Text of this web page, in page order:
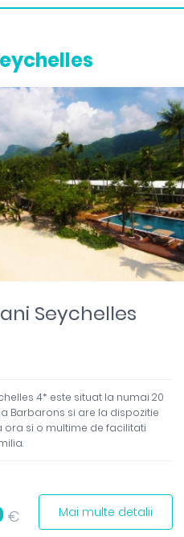
Seychelles
4* este situat la numai 20
Barbarons si are la dispozitie
ora si o multime de facilitati
€ Mai multe detalii